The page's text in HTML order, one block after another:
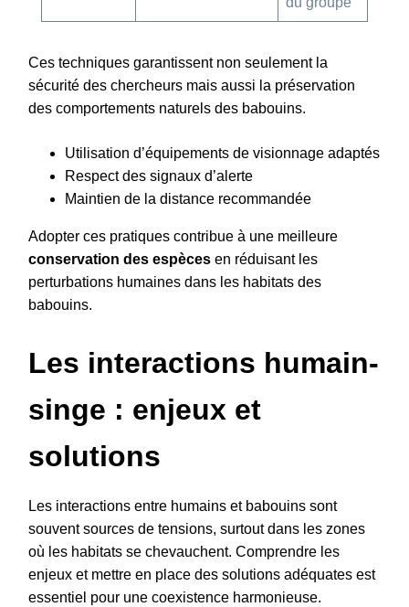
Ces techniques garantissent non seulement la
sécurité des chercheurs mais aussi la préservation
des comportements naturels des babouins.
Utilisation d’équipements de visionnage adaptés
Respect des signaux d’alerte
Maintien de la distance recommandée
Adopter ces pratiques contribue à une meilleure
conservation des espèces en réduisant les
perturbations humaines dans les habitats des
babouins.
Les interactions humain-
singe : enjeux et
solutions
Les interactions entre humains et babouins sont
souvent sources de tensions, surtout dans les zones
où les habitats se chevauchent. Comprendre les
enjeux et mettre en place des solutions adéquates est
essentiel pour une coexistence harmonieuse.